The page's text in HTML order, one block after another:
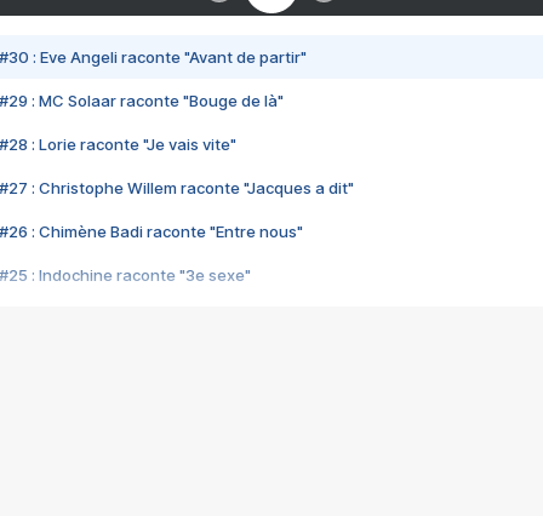
#30 : Eve Angeli raconte "Avant de partir"
#29 : MC Solaar raconte "Bouge de là"
#28 : Lorie raconte "Je vais vite"
#27 : Christophe Willem raconte "Jacques a dit"
#26 : Chimène Badi raconte "Entre nous"
#25 : Indochine raconte "3e sexe"